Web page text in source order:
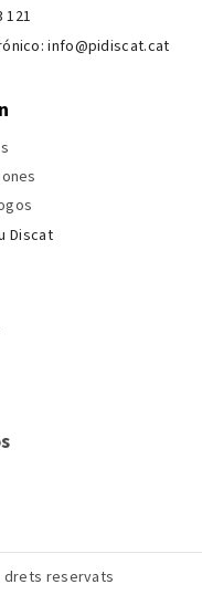
121
info@pidiscat.cat
Discat
drets reservats